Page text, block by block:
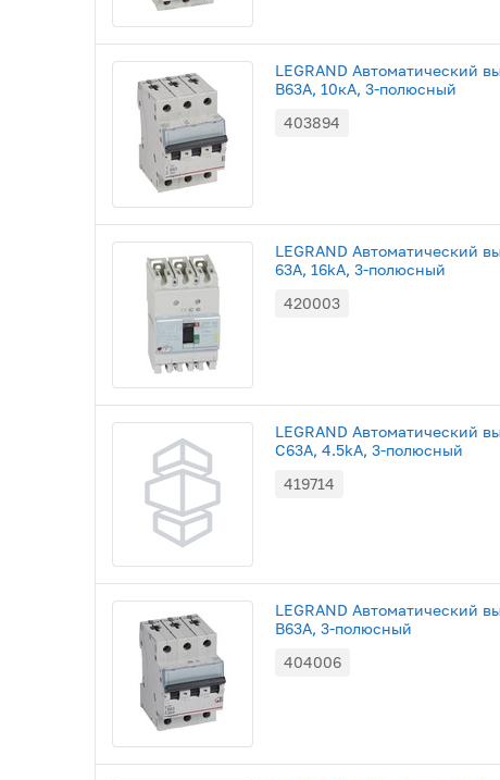
LEGRAND Автоматический
B63A, 10кА, 3-полюсный
403894
LEGRAND Автоматический
63A, 16kA, 3-полюсный
420003
LEGRAND Автоматический
С63A, 4.5kA, 3-полюсный
419714
LEGRAND Автоматический
B63A, 3-полюсный
404006